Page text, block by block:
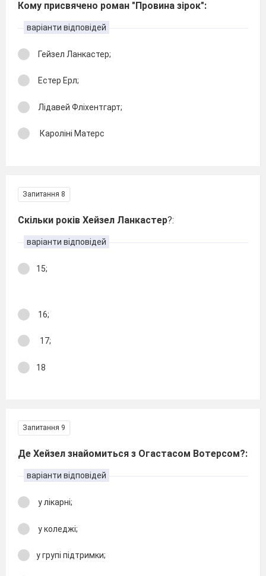
Кому присвячено роман "Провина зірок":
варіанти відповідей
Гейзел Ланкастер;
Естер Ерл;
Лідавей Фліхентгарт;
Кароліні Матерс
Запитання 8
Скільки років Хейзел Ланкастер?:
варіанти відповідей
15;
16;
17;
18
Запитання 9
Де Хейзел знайомиться з Огастасом Вотерсом?:
варіанти відповідей
у лікарні;
у коледжі;
у групі підтримки;